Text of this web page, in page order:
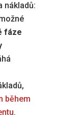
nákladů:
fáze
během
.